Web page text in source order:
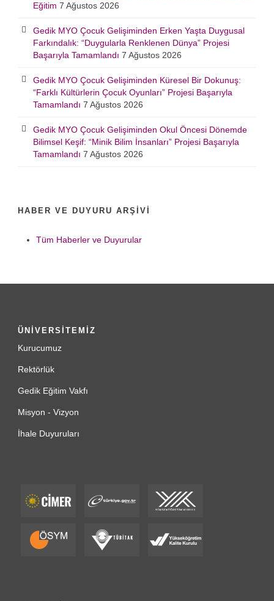
Eğitim 7 Ağustos 2026
Gedik MYO Çocuk Gelişiminden Erken Yaşta Duygusal
Farkındalık: “Duygularla Renklenen Dünya” Projesi
Başarıyla Tamamlandı 7 Ağustos 2026
Gedik MYO Çocuk Gelişiminden Küresel Bir Dokunuş:
“Farklı Kültürlerin Çocuk Oyunları” Projesi Başarıyla
Tamamlandı 7 Ağustos 2026
Gedik MYO Çocuk Gelişiminden Okul Öncesi Dönemde
Bilimsel Keşif: “Minik Bilim İnsanları” Projesi Başarıyla
Tamamlandı 7 Ağustos 2026
HABER VE DUYURU ARŞIVI
Tüm Haberler ve Duyurular
ÜNİVERSİTEMİZ
Kurucumuz
Rektörlük
Gedik Eğitim Vakfı
Misyon - Vizyon
İhale Duyuruları